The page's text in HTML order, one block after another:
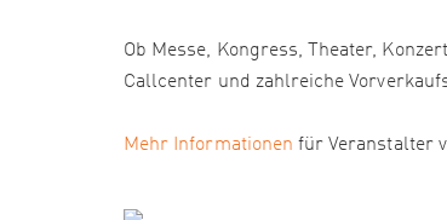
Ob Messe, Kongress, Theater,
Callcenter und zahlreiche
Mehr Informationen für Veranstalter